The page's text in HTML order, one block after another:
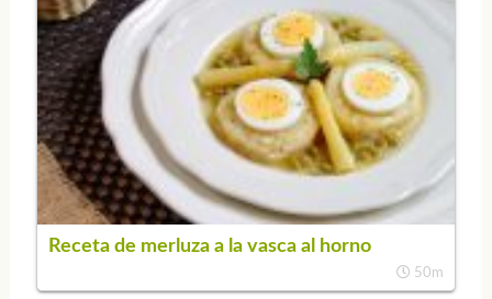
Receta de merluza a la vasca al horno
50m